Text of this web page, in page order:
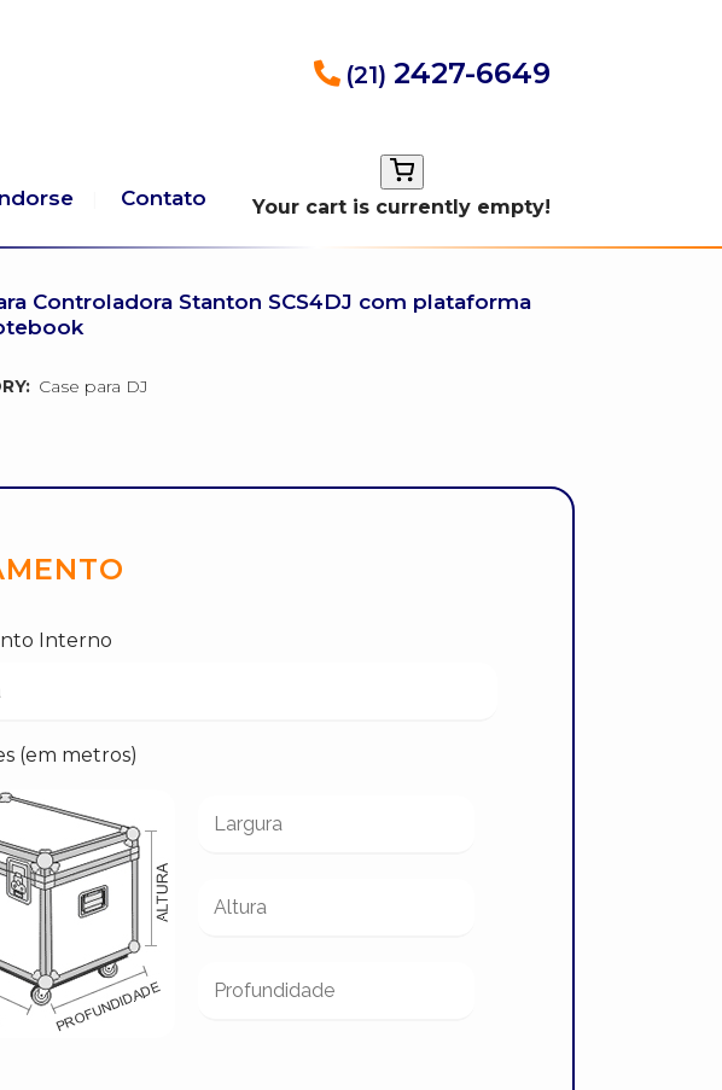
(21) 2427-6649
Contato Your cart is currently empty!
Controladora Stanton SCS4DJ com plataforma
Case para DJ
Interno
(em metros)